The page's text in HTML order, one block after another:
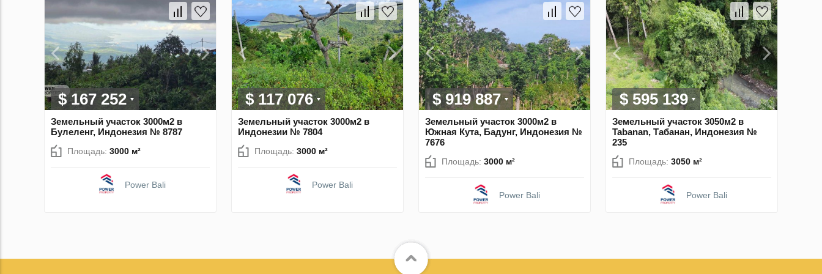
$ 167 252
Земельный участок 3000м2 в
Булеленг, Индонезия № 8787
Площадь: 3000 м²
Power Bali
$ 117 076
Земельный участок 3000м2 в
Индонезии № 7804
Площадь: 3000 м²
Power Bali
$ 919 887
Земельный участок 3000м2 в
Южная Кута, Бадунг, Индонезия №
7676
Площадь: 3000 м²
Power Bali
$ 595 139
Земельный участок 3050м2 в
Tabanan, Табанан, Индонезия №
235
Площадь: 3050 м²
Power Bali